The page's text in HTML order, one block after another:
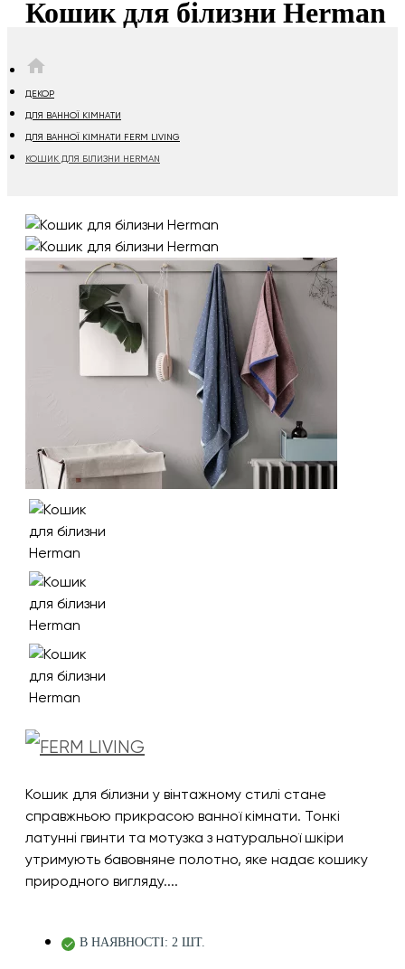
Кошик для білизни Herman
ДЕКОР
ДЛЯ ВАННОЇ КІМНАТИ
ДЛЯ ВАННОЇ КІМНАТИ FERM LIVING
КОШИК ДЛЯ БІЛИЗНИ HERMAN
Кошик для білизни у вінтажному стилі стане
справжньою прикрасою ванної кімнати. Тонкі
латунні гвинти та мотузка з натуральної шкіри
утримують бавовняне полотно, яке надає кошику
природного вигляду....
В НАЯВНОСТІ: 2 ШТ.